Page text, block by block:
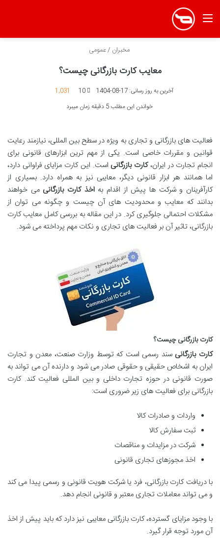
منو
مخبران /عمومی
معایب کارت بازرگانی چیست؟
آخرین به روز رسانی: 17-08-1404 10
1,031
خواندن این مطلب 5 دقیقه زمان میبرد
فعالیت های بازرگانی و تجاری به ویژه در سطح بین المللی، نیازمند رعایت
قوانین و مقررات خاصی است. یکی از مهم ترین ابزارهای قانونی برای
انجام تجارت در ایران،کارت بازرگانی است. این کارت مزایای فراوانی دارد،
اما همانند هر ابزار قانونی دیگر، معایبی نیز به همراه دارد. بسیاری از
کارآفرینان و شرکت ها پیش از اقدام بهاخذ کارت بازرگانی می خواهند
بدانند که معایب و محدودیت های آن چیست و چگونه می توان از
مشکلات احتمالی جلوگیری کرد. در این مقاله به بررسی کامل معایب کارت
بازرگانی، تاثیر آن بر فعالیت های تجاری و نکات مهم پرداخته می شود.
کارت بازرگانی چیست؟
کارت بازرگانی سند رسمی است که توسط وزارت صنعت، معدن و تجارت
ایران به اشخاص حقیقی و حقوقی صادر می شود و دارنده آن می تواند به
صورت قانونی در حوزه تجارت داخلی و بین المللی فعالیت کند. کارت
بازرگانی برای فعالیت های زیر ضروری است:
واردات و صادرات کالا
ثبت سفارش کالا
شرکت در مزایدات و مناقصات
اخذ مجوزهای تجاری قانونی
با دریافت کارت بازرگانی، فرد یا شرکت هویت قانونی و رسمی پیدا می کند
و می تواند معاملات تجاری معتبر و قانونی انجام دهد.
با وجود مزایای گسترده، کارت بازرگانی معایبی نیز دارد که باید پیش از اخذ
آن مورد توجه قرار گیرد.